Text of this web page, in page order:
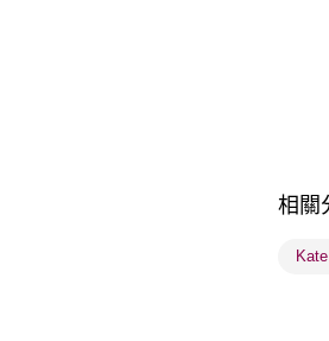
相關